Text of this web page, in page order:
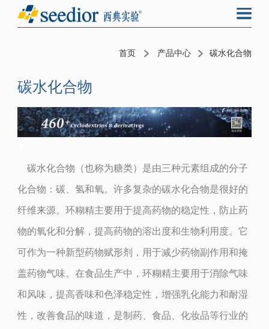
首页 产品中心 碳水化合物
碳水化合物
碳水化合物（也称为糖类）是由三种元素组成的分子
化合物：碳、氢和氧。许多复杂的碳水化合物是很好的
纤维来源。环糊精主要用于提高药物的稳定性，防止药
物的氧化和分解，提高药物的溶出度和生物利用度。它
可作为一种新型药物赋形剂，用于减少药物副作用和掩
盖药物气味。在食品生产中，环糊精主要用于消除气味
和风味，提高香味和色泽稳定性，增强乳化能力和耐湿
性，改善食品的味道，是制药、食品、化妆品等行业的